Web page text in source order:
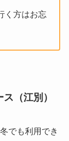
く方はお忘
（江別）
でも利用でき